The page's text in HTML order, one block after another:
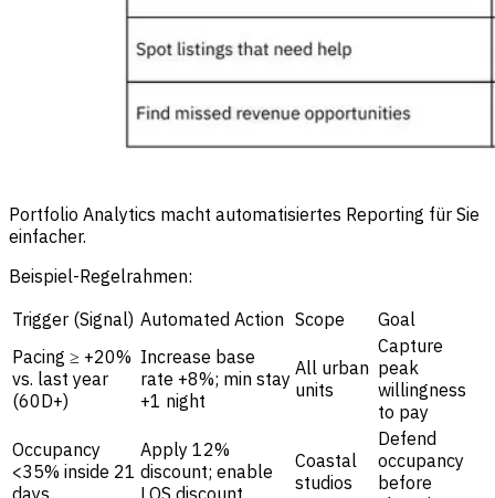
Portfolio Analytics macht automatisiertes Reporting für Sie
einfacher.
Beispiel-Regelrahmen:
Trigger (Signal) Automated Action Scope
Goal
Pacing ≥ +20%
vs. last year
(60D+)
Increase base
rate +8%; min stay
+1 night
All urban
units
Capture
peak
willingness
to pay
Occupancy
<35% inside 21
days
Apply 12%
discount; enable
LOS discount
Coastal
studios
Defend
occupancy
before